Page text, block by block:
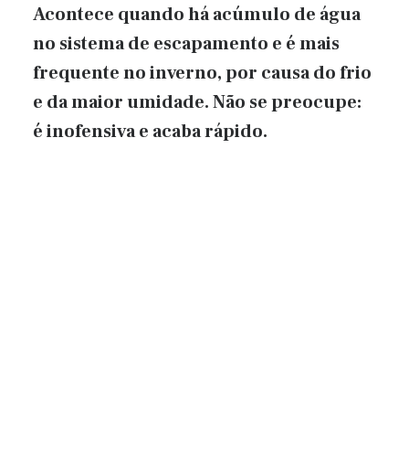
Acontece quando há acúmulo de água
no sistema de escapamento e é mais
frequente no inverno, por causa do frio
e da maior umidade. Não se preocupe:
é inofensiva e acaba rápido.